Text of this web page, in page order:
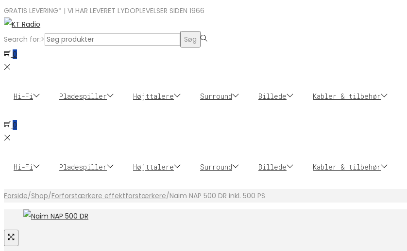
GRATIS LEVERING* | VI HAR LEVERET LYDOPLEVELSER SIDEN 1966
Search for:>
Søg
0
Hi-Fi Pladespiller Højttalere Surround Billede Kabler & tilbehør
0
Hi-Fi Pladespiller Højttalere Surround Billede Kabler & tilbehør
Forside/Shop/Forforstærkere effektforstærkere/Naim NAP 500 DR inkl. 500 PS